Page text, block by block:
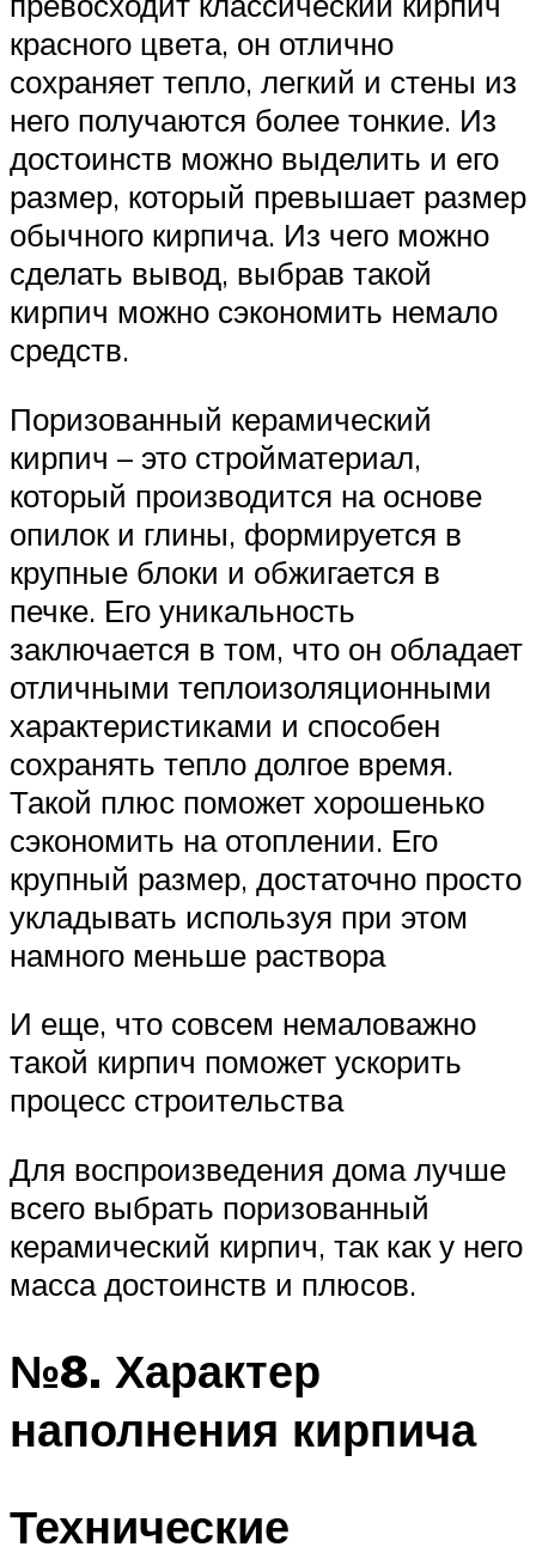
красного цвета, он отлично
сохраняет тепло, легкий и стены из
него получаются более тонкие. Из
достоинств можно выделить и его
размер, который превышает размер
обычного кирпича. Из чего можно
сделать вывод, выбрав такой
кирпич можно сэкономить немало
средств.
Поризованный керамический
кирпич – это стройматериал,
который производится на основе
опилок и глины, формируется в
крупные блоки и обжигается в
печке. Его уникальность
заключается в том, что он обладает
отличными теплоизоляционными
характеристиками и способен
сохранять тепло долгое время.
Такой плюс поможет хорошенько
сэкономить на отоплении. Его
крупный размер, достаточно просто
укладывать используя при этом
намного меньше раствора
И еще, что совсем немаловажно
такой кирпич поможет ускорить
процесс строительства
Для воспроизведения дома лучше
всего выбрать поризованный
керамический кирпич, так как у него
масса достоинств и плюсов.
№8. Характер
наполнения кирпича
Технические